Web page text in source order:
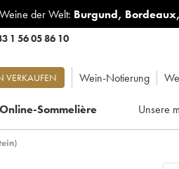
der Welt: Burgund, Bordeaux,
1 56 05 86 10
VERKAUFEN Wein-Notierung
Sommelière Unsere